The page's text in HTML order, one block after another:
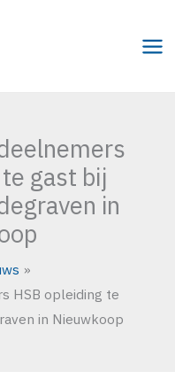
gast bij
in
HSB opleiding te
in Nieuwkoop